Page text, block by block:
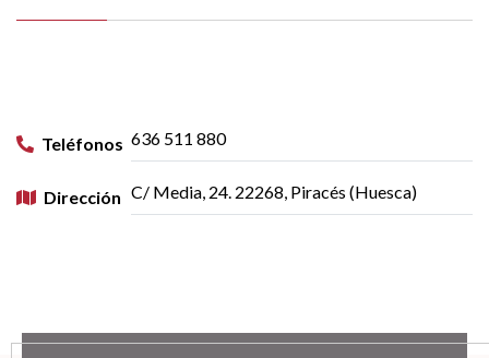
Teléfonos 636 511 880
Dirección C/ Media, 24. 22268, Piracés (Huesca)